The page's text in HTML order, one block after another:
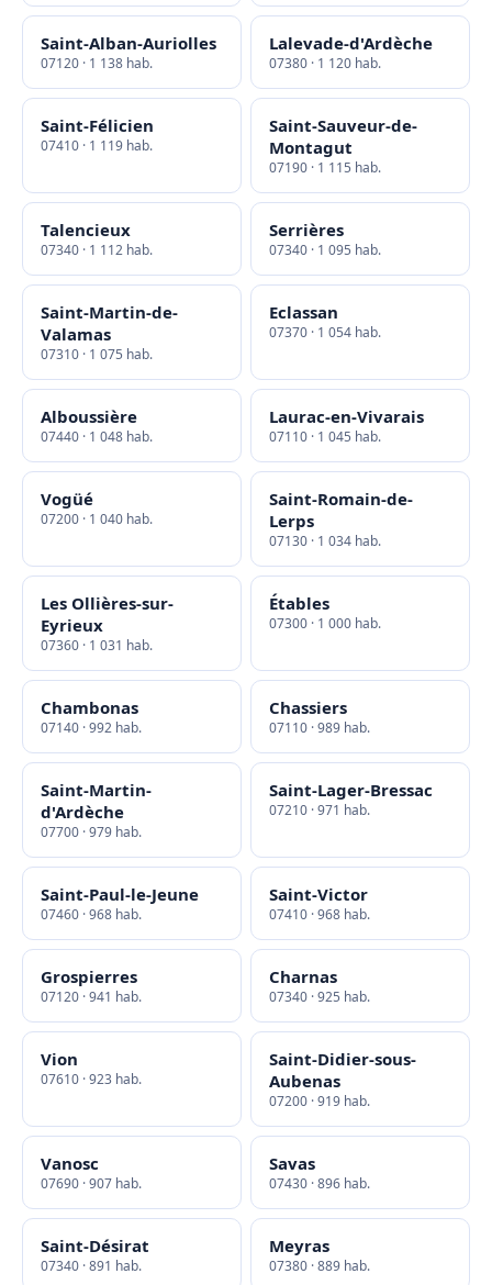
Saint-Alban-Auriolles
07120 · 1 138 hab.
Lalevade-d'Ardèche
07380 · 1 120 hab.
Saint-Félicien
07410 · 1 119 hab.
Saint-Sauveur-de-
Montagut
07190 · 1 115 hab.
Talencieux
07340 · 1 112 hab.
Serrières
07340 · 1 095 hab.
Saint-Martin-de-
Valamas
07310 · 1 075 hab.
Eclassan
07370 · 1 054 hab.
Alboussière
07440 · 1 048 hab.
Laurac-en-Vivarais
07110 · 1 045 hab.
Vogüé
07200 · 1 040 hab.
Saint-Romain-de-
Lerps
07130 · 1 034 hab.
Les Ollières-sur-
Eyrieux
07360 · 1 031 hab.
Étables
07300 · 1 000 hab.
Chambonas
07140 · 992 hab.
Chassiers
07110 · 989 hab.
Saint-Martin-
d'Ardèche
07700 · 979 hab.
Saint-Lager-Bressac
07210 · 971 hab.
Saint-Paul-le-Jeune
07460 · 968 hab.
Saint-Victor
07410 · 968 hab.
Grospierres
07120 · 941 hab.
Charnas
07340 · 925 hab.
Vion
07610 · 923 hab.
Saint-Didier-sous-
Aubenas
07200 · 919 hab.
Vanosc
07690 · 907 hab.
Savas
07430 · 896 hab.
Saint-Désirat
07340 · 891 hab.
Meyras
07380 · 889 hab.